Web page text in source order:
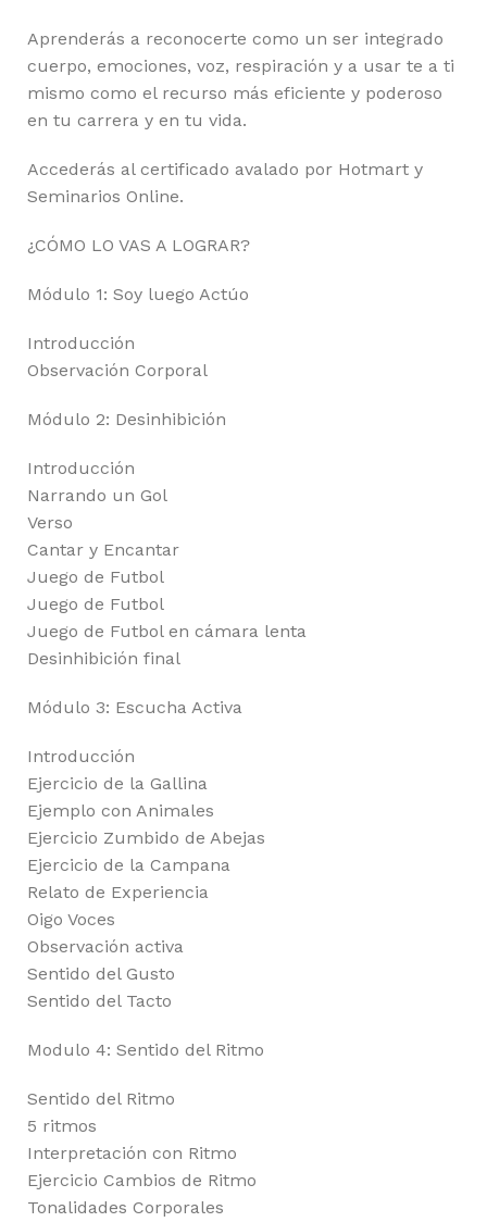
Aprenderás a reconocerte como un ser integrado
cuerpo, emociones, voz, respiración y a usar te a ti
mismo como el recurso más eficiente y poderoso
en tu carrera y en tu vida.
Accederás al certificado avalado por Hotmart y
Seminarios Online.
¿CÓMO LO VAS A LOGRAR?
Módulo 1: Soy luego Actúo
Introducción
Observación Corporal
Módulo 2: Desinhibición
Introducción
Narrando un Gol
Verso
Cantar y Encantar
Juego de Futbol
Juego de Futbol
Juego de Futbol en cámara lenta
Desinhibición final
Módulo 3: Escucha Activa
Introducción
Ejercicio de la Gallina
Ejemplo con Animales
Ejercicio Zumbido de Abejas
Ejercicio de la Campana
Relato de Experiencia
Oigo Voces
Observación activa
Sentido del Gusto
Sentido del Tacto
Modulo 4: Sentido del Ritmo
Sentido del Ritmo
5 ritmos
Interpretación con Ritmo
Ejercicio Cambios de Ritmo
Tonalidades Corporales